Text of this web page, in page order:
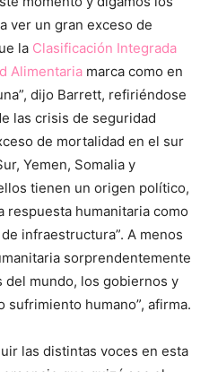
ver un gran exceso de
la Clasificación Integrada
Alimentaria marca como en
dijo Barrett, refiriéndose
las crisis de seguridad
de mortalidad en el sur
Yemen, Somalia y
tienen un origen político,
respuesta humanitaria como
infraestructura”. A menos
sorprendentemente
mundo, los gobiernos y
sufrimiento humano”, afirma.
las distintas voces en esta